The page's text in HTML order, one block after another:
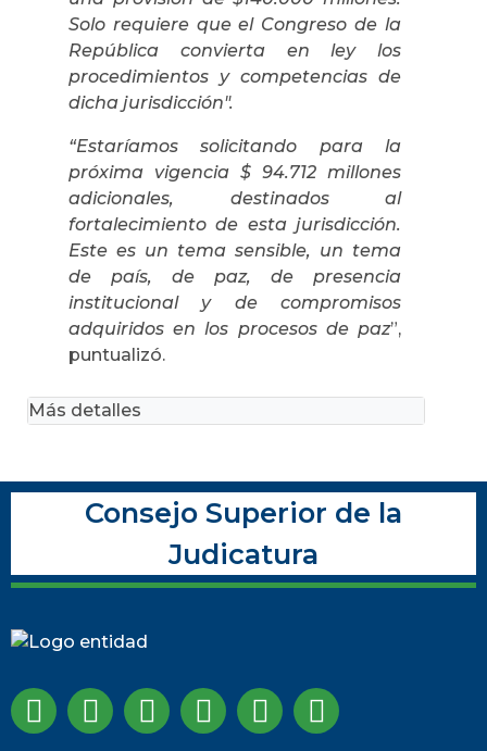
Solo requiere que el Congreso de la
República convierta en ley los
procedimientos y competencias de
dicha jurisdicción".
“Estaríamos solicitando para la
próxima vigencia $ 94.712 millones
adicionales, destinados al
fortalecimiento de esta jurisdicción.
Este es un tema sensible, un tema
de país, de paz, de presencia
institucional y de compromisos
adquiridos en los procesos de paz”,
puntualizó.
Más detalles
Consejo Superior de la
Judicatura